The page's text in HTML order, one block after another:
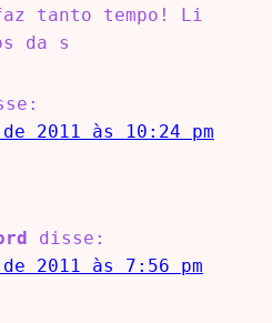
tanto tempo! Li
da s
2011 às 10:24 pm
disse:
2011 às 7:56 pm